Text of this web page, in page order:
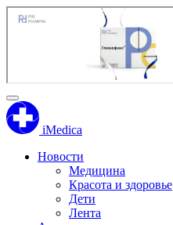
iMedica
Новости
Медицина
Красота и здоровье
Дети
Лента